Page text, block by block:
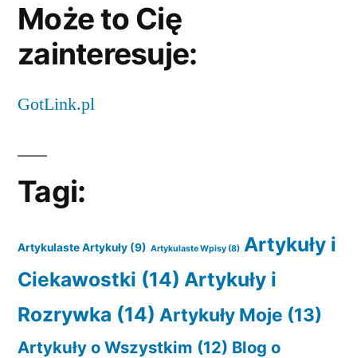
Może to Cię
zainteresuje:
GotLink.pl
Tagi:
Artykulaste Artykuły (9) Artykulaste Wpisy (8) Artykuły i
Ciekawostki (14) Artykuły i
Rozrywka (14) Artykuły Moje (13)
Artykuły o Wszystkim (12) Blog o